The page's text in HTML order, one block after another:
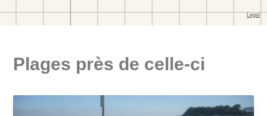
Plages près de celle-ci